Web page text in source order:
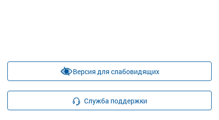
Версия для слабовидящих
Служба поддержки